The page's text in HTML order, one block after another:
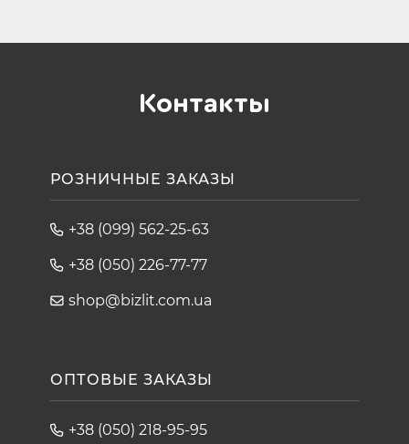
Контакты
РОЗНИЧНЫЕ ЗАКАЗЫ
+38 (099) 562-25-63
+38 (050) 226-77-77
shop@bizlit.com.ua
ОПТОВЫЕ ЗАКАЗЫ
+38 (050) 218-95-95